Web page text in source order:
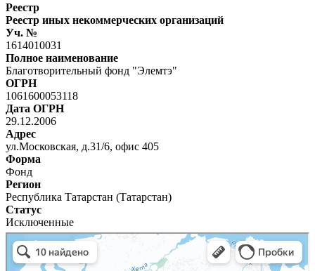
Реестр
Реестр иных некоммерческих организаций
Уч. №
1614010031
Полное наименование
Благотворительный фонд "Элемтэ"
ОГРН
1061600053118
Дата ОГРН
29.12.2006
Адрес
ул.Московская, д.31/6, офис 405
Форма
Фонд
Регион
Республика Татарстан (Татарстан)
Статус
Исключенные